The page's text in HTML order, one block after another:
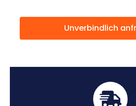
Unverbindlich